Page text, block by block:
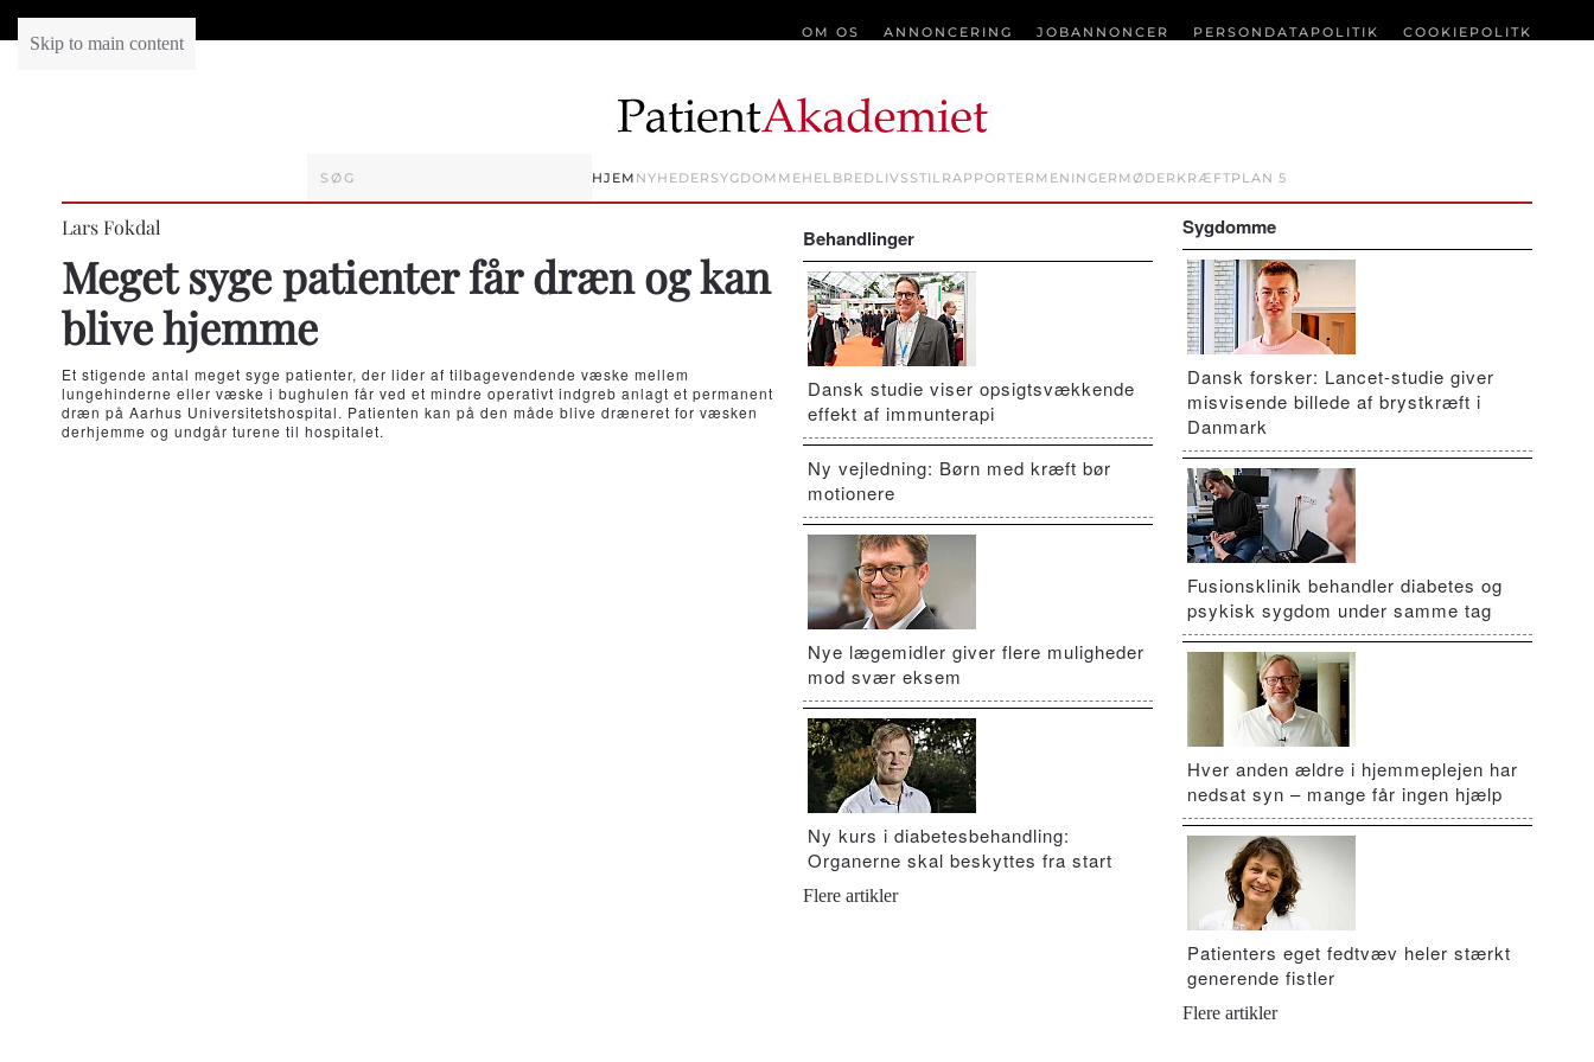
Skip to main content
OM OS ANNONCERING JOBANNONCER PERSONDATAPOLITIK COOKIEPOLITK
HJEM NYHEDER SYGDOMMEHELBREDLIVSSTILRAPPORTER MENINGER MØDER KRÆFTPLAN 5
Lars Fokdal
Meget syge patienter får dræn og kan
blive hjemme
Et stigende antal meget syge patienter, der lider af tilbagevendende væske mellem
lungehinderne eller væske i bughulen får ved et mindre operativt indgreb anlagt et permanent
dræn på Aarhus Universitetshospital. Patienten kan på den måde blive dræneret for væsken
derhjemme og undgår turene til hospitalet.
Behandlinger
Dansk studie viser opsigtsvækkende
effekt af immunterapi
Ny vejledning: Børn med kræft bør
motionere
Nye lægemidler giver flere muligheder
mod svær eksem
Ny kurs i diabetesbehandling:
Organerne skal beskyttes fra start
Flere artikler
Sygdomme
Dansk forsker: Lancet-studie giver
misvisende billede af brystkræft i
Danmark
Fusionsklinik behandler diabetes og
psykisk sygdom under samme tag
Hver anden ældre i hjemmeplejen har
nedsat syn – mange får ingen hjælp
Patienters eget fedtvæv heler stærkt
generende fistler
Flere artikler